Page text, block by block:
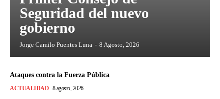
Seguridad del nuevo
gobierno
Jorge Camilo Puentes Luna - 8 Agosto, 2026
Ataques contra la Fuerza Pública
ACTUALIDAD 8 agosto, 2026